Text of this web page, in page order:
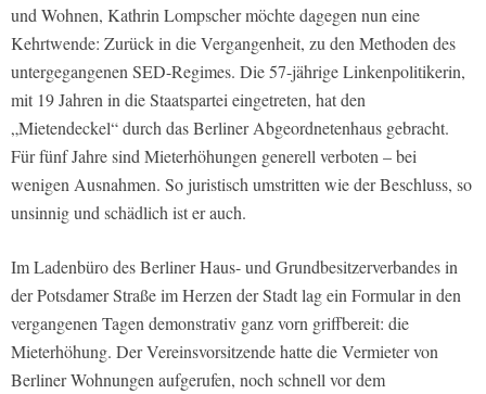
und Wohnen, Kathrin Lompscher möchte dagegen nun eine
Kehrtwende: Zurück in die Vergangenheit, zu den Methoden des
untergegangenen SED-Regimes. Die 57-jährige Linkenpolitikerin,
mit 19 Jahren in die Staatspartei eingetreten, hat den
„Mietendeckel“ durch das Berliner Abgeordnetenhaus gebracht.
Für fünf Jahre sind Mieterhöhungen generell verboten – bei
wenigen Ausnahmen. So juristisch umstritten wie der Beschluss, so
unsinnig und schädlich ist er auch.
Im Ladenbüro des Berliner Haus- und Grundbesitzerverbandes in
der Potsdamer Straße im Herzen der Stadt lag ein Formular in den
vergangenen Tagen demonstrativ ganz vorn griffbereit: die
Mieterhöhung. Der Vereinsvorsitzende hatte die Vermieter von
Berliner Wohnungen aufgerufen, noch schnell vor dem